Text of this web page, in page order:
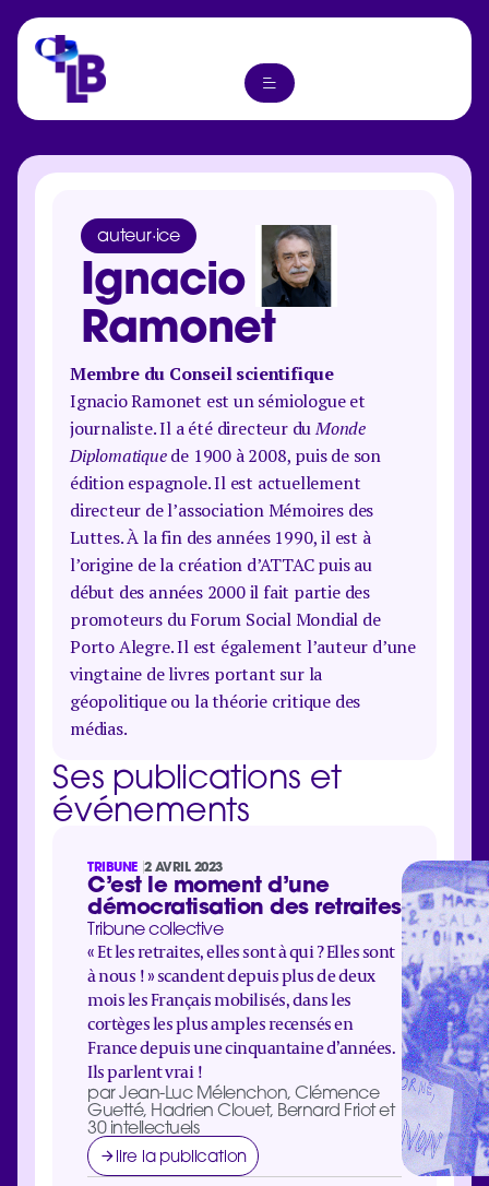
auteur·ice
Ignacio
Ramonet
Membre du Conseil scientifique
Ignacio Ramonet est un sémiologue et
journaliste. Il a été directeur duMonde
Diplomatiquede 1900 à 2008, puis de son
édition espagnole. Il est actuellement
directeur de l’association Mémoires des
Luttes. À la fin des années 1990, il est à
l’origine de la création d’ATTAC puis au
début des années 2000 il fait partie des
promoteurs du Forum Social Mondial de
Porto Alegre. Il est également l’auteur d’une
vingtaine de livres portant sur la
géopolitique ou la théorie critique des
médias.
Ses publications et
événements
TRIBUNE 2 AVRIL 2023
C’est le moment d’une
démocratisation des retraites
Tribune collective
« Et les retraites, elles sont à qui ? Elles sont
à nous ! » scandent depuis plus de deux
mois les Français mobilisés, dans les
cortèges les plus amples recensés en
France depuis une cinquantaine d’années.
Ils parlent vrai !
par Jean-Luc Mélenchon, Clémence
Guetté, Hadrien Clouet, Bernard Friot et
30 intellectuels
lire la publication